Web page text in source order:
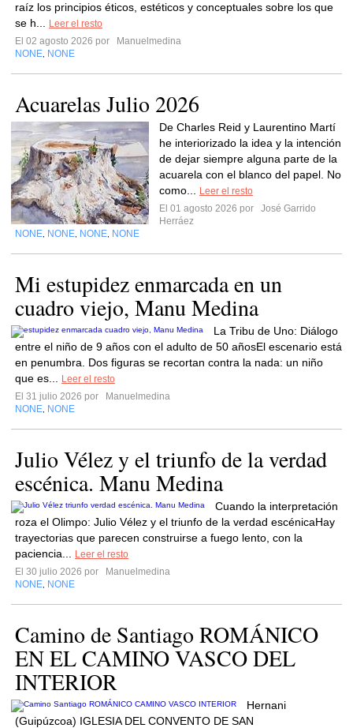
raíz los principios éticos, estéticos y conceptuales sobre los que
se h...
Leer el resto
El 02 agosto 2026 por
Manuelmedina
NONE NONE
Acuarelas Julio 2026
De Charles Reid y Laurentino Martí
he interiorizado la idea y la intención
de dejar siempre alguna parte de la
acuarela con el blanco del papel. No
como...
Leer el resto
El 01 agosto 2026 por
José Garrido
Herráez
NONE NONE NONE NONE
Mi estupidez enmarcada en un
cuadro viejo, Manu Medina
La Tribu de Uno: Diálogo
entre el niño de 9 años con el adulto de 50 añosEl escenario está
en penumbra. Dos figuras se recortan contra la nada: un niño
que es...
Leer el resto
El 31 julio 2026 por
Manuelmedina
NONE NONE
Julio Vélez y el triunfo de la verdad
escénica. Manu Medina
Cuando la interpretación
roza el Olimpo: Julio Vélez y el triunfo de la verdad escénicaHay
trayectorias que parecen construirse a fuego lento, con la
paciencia...
Leer el resto
El 30 julio 2026 por
Manuelmedina
NONE NONE
Camino de Santiago ROMÁNICO
EN EL CAMINO VASCO DEL
INTERIOR
Hernani
(Guipúzcoa) IGLESIA DEL CONVENTO DE SAN